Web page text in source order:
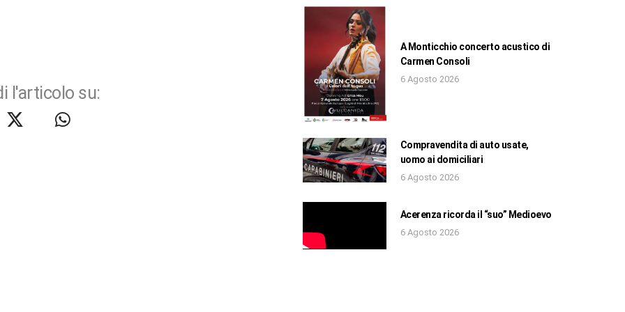
l'articolo su:
A Monticchio concerto acustico di
Carmen Consoli
6 Agosto 2026
Compravendita di auto usate,
uomo ai domiciliari
6 Agosto 2026
Acerenza ricorda il “suo” Medioevo
6 Agosto 2026